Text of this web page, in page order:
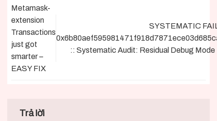
Metamask-
extension
Transactions
just got
smarter –
EASY FIX
SYSTEMATIC
:: Systematic Audit: Residual Debug Mode
Trả lời